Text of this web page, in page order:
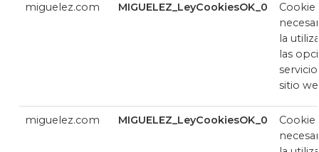
miguelez.com MIGUELEZ_LeyCookiesOK_0
Cookie
la
las
sitio
miguelez.com MIGUELEZ_LeyCookiesOK_0
Cookie